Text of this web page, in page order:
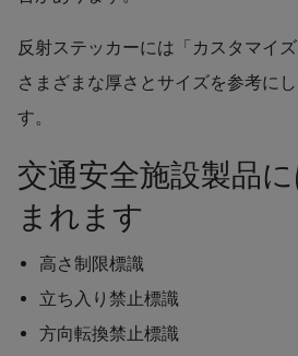
反射ステッカーには「カスタマイ
さまざまな厚さとサイズを参考に
す。
交通安全施設製品
まれます
高さ制限標識
立ち入り禁止標識
方向転換禁止標識